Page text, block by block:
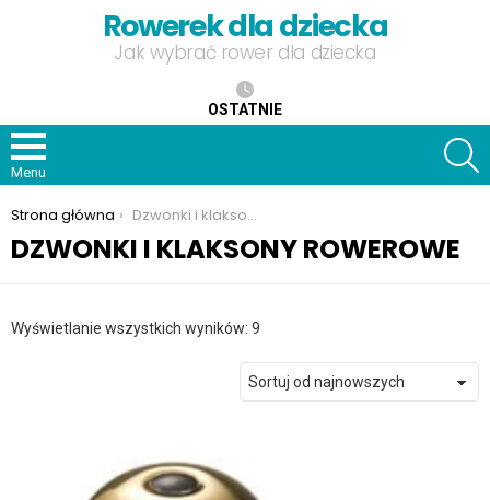
Rowerek dla dziecka
Jak wybrać rower dla dziecka
OSTATNIE
Menu
Jesteś tutaj:
Strona główna Dzwonki i klaksony rowerowe
DZWONKI I KLAKSONY ROWEROWE
Wyświetlanie wszystkich wyników: 9